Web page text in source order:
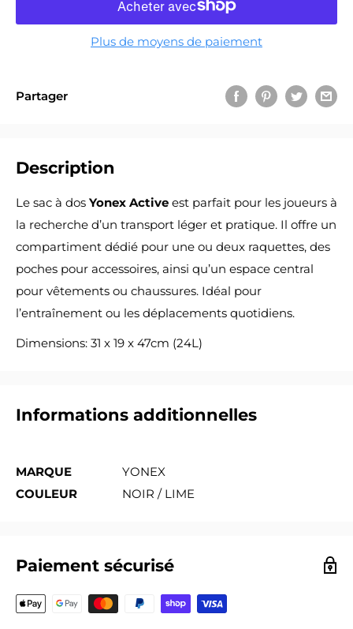
Plus de moyens de paiement
Partager
Description
Le sac à dos Yonex Active est parfait pour les joueurs à
la recherche d’un transport léger et pratique. Il offre un
compartiment dédié pour une ou deux raquettes, des
poches pour accessoires, ainsi qu’un espace central
pour vêtements ou chaussures. Idéal pour
l’entraînement ou les déplacements quotidiens.
Dimensions: 31 x 19 x 47cm (24L)
Informations additionnelles
MARQUE
YONEX
COULEUR
NOIR / LIME
Paiement sécurisé